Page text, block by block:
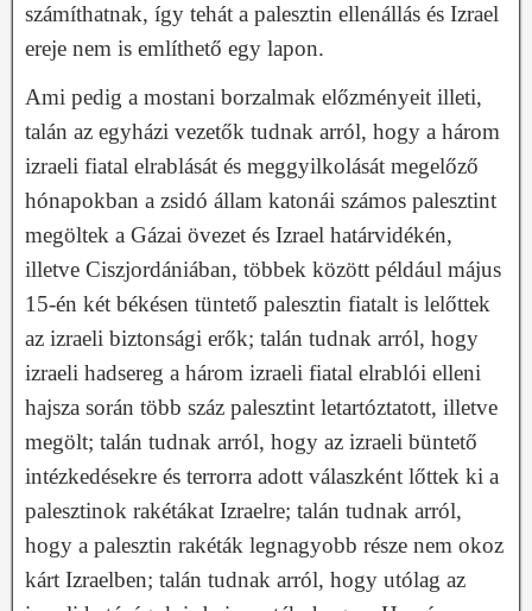
számíthatnak, így tehát a palesztin ellenállás és Izrael
ereje nem is említhető egy lapon.
Ami pedig a mostani borzalmak előzményeit illeti,
talán az egyházi vezetők tudnak arról, hogy a három
izraeli fiatal elrablását és meggyilkolását megelőző
hónapokban a zsidó állam katonái számos palesztint
megöltek a Gázai övezet és Izrael határvidékén,
illetve Ciszjordániában, többek között például május
15-én két békésen tüntető palesztin fiatalt is lelőttek
az izraeli biztonsági erők; talán tudnak arról, hogy
izraeli hadsereg a három izraeli fiatal elrablói elleni
hajsza során több száz palesztint letartóztatott, illetve
megölt; talán tudnak arról, hogy az izraeli büntető
intézkedésekre és terrorra adott válaszként lőttek ki a
palesztinok rakétákat Izraelre; talán tudnak arról,
hogy a palesztin rakéták legnagyobb része nem okoz
kárt Izraelben; talán tudnak arról, hogy utólag az